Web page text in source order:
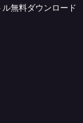
無料ダウンロード